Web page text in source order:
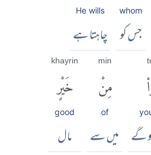
whom
جس کو
He wills
چاہتا ہے
گے
min
مِنْ
of
میں سے
khayrin
خَيْرٍ
good
مال